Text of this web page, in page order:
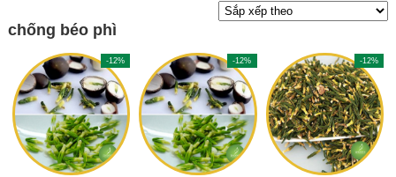
chống béo phì
-12% -12% -12%